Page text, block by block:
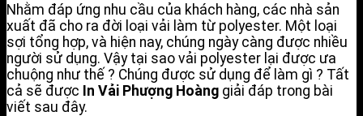
Nhằm đáp ứng nhu cầu của khách hàng, các nhà sản
xuất đã cho ra đời loại vải làm từ polyester. Một loại
sợi tổng hợp, và hiện nay, chúng ngày càng được nhiều
người sử dụng. Vậy tại sao vải polyester lại được ưa
chuộng như thế ? Chúng được sử dụng để làm gì ? Tất
cả sẽ được In Vải Phượng Hoàng giải đáp trong bài
viết sau đây.